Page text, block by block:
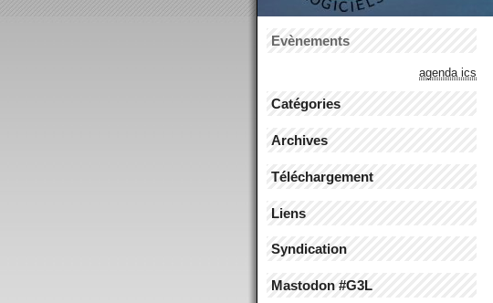
Evènements
agenda ics
Catégories
Archives
Téléchargement
Liens
Syndication
Mastodon #G3L